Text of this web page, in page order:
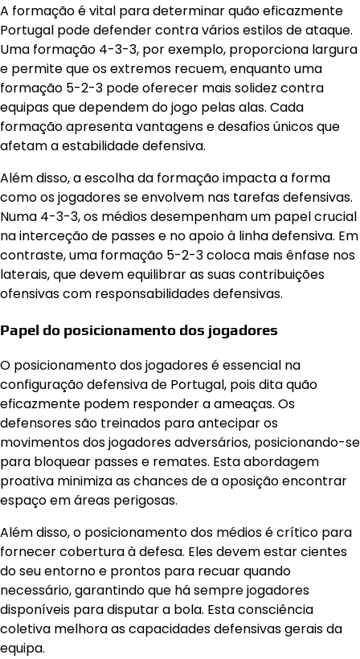
A formação é vital para determinar quão eficazmente
Portugal pode defender contra vários estilos de ataque.
Uma formação 4-3-3, por exemplo, proporciona largura
e permite que os extremos recuem, enquanto uma
formação 5-2-3 pode oferecer mais solidez contra
equipas que dependem do jogo pelas alas. Cada
formação apresenta vantagens e desafios únicos que
afetam a estabilidade defensiva.
Além disso, a escolha da formação impacta a forma
como os jogadores se envolvem nas tarefas defensivas.
Numa 4-3-3, os médios desempenham um papel crucial
na interceção de passes e no apoio à linha defensiva. Em
contraste, uma formação 5-2-3 coloca mais ênfase nos
laterais, que devem equilibrar as suas contribuições
ofensivas com responsabilidades defensivas.
Papel do posicionamento dos jogadores
O posicionamento dos jogadores é essencial na
configuração defensiva de Portugal, pois dita quão
eficazmente podem responder a ameaças. Os
defensores são treinados para antecipar os
movimentos dos jogadores adversários, posicionando-se
para bloquear passes e remates. Esta abordagem
proativa minimiza as chances de a oposição encontrar
espaço em áreas perigosas.
Além disso, o posicionamento dos médios é crítico para
fornecer cobertura à defesa. Eles devem estar cientes
do seu entorno e prontos para recuar quando
necessário, garantindo que há sempre jogadores
disponíveis para disputar a bola. Esta consciência
coletiva melhora as capacidades defensivas gerais da
equipa.